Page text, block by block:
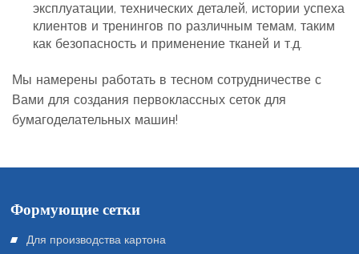
эксплуатации, технических деталей, истории успеха
клиентов и тренингов по различным темам, таким
как безопасность и применение тканей и т.д.
Мы намерены работать в тесном сотрудничестве с
Вами для создания первоклассных сеток для
бумагоделательных машин!
Формующие сетки
Для производства картона